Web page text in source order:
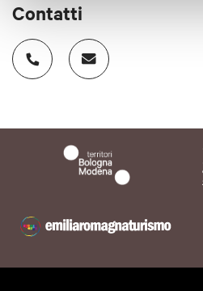
Contatti